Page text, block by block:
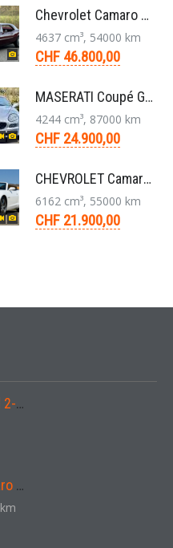
Chevrolet Camaro Coupé 1. Generation V8 Aut. 1967
4637 cm³, 54000 km
CHF 46.800,00
MASERATI Coupé GT Cambiocorsa 4,2 V8 Aut. 2005
4244 cm³, 87000 km
CHF 24.900,00
CHEVROLET Camaro 2SS RS 6,2L V8 Cabriolet Aut. 2011
6162 cm³, 55000 km
CHF 21.900,00
Ford Street Rod 2-Door V8 Aut. 1937
Chevrolet Camaro SS 396 LS3 Coupe Aut. 1971